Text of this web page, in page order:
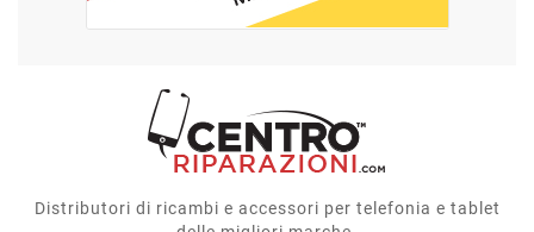
Distributori di ricambi e accessori per telefonia e tablet